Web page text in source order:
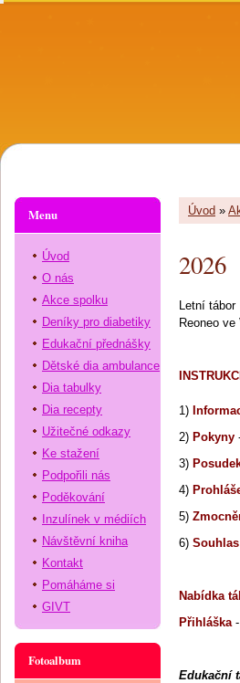
Úvod »
2026
Letní
Reoneo
1)
2) Pokyny
3)
4)
5)
6) Souhlas
Nabídka
Přihláška-
Edukační
Menu
Úvod
O nás
Akce spolku
Deníky pro diabetiky
Edukační přednášky
Dětské dia ambulance
Dia tabulky
Dia recepty
Užitečné odkazy
Ke stažení
Podpořili nás
Poděkování
Inzulínek v médiích
Návštěvní kniha
Kontakt
Pomáháme si
GIVT
Fotoalbum